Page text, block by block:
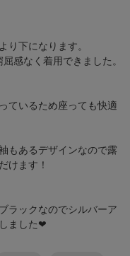
り下になります。
感なく着用できました。
ているため座っても快適
もあるデザインなので露
けます！
ラックなのでシルバーア
ました❤︎